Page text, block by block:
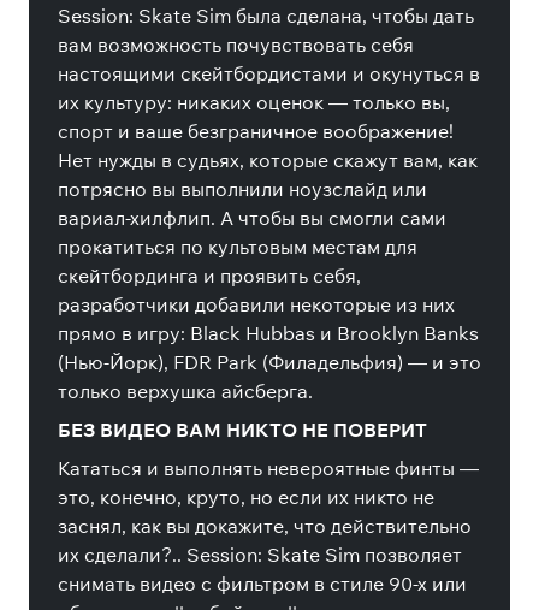
Session: Skate Sim была сделана, чтобы дать
вам возможность почувствовать себя
настоящими скейтбордистами и окунуться в
их культуру: никаких оценок — только вы,
спорт и ваше безграничное воображение!
Нет нужды в судьях, которые скажут вам, как
потрясно вы выполнили ноузслайд или
вариал-хилфлип. А чтобы вы смогли сами
прокатиться по культовым местам для
скейтбординга и проявить себя,
разработчики добавили некоторые из них
прямо в игру: Black Hubbas и Brooklyn Banks
(Нью-Йорк), FDR Park (Филадельфия) — и это
только верхушка айсберга.
БЕЗ ВИДЕО ВАМ НИКТО НЕ ПОВЕРИТ
Кататься и выполнять невероятные финты —
это, конечно, круто, но если их никто не
заснял, как вы докажите, что действительно
их сделали?.. Session: Skate Sim позволяет
снимать видео с фильтром в стиле 90-х или